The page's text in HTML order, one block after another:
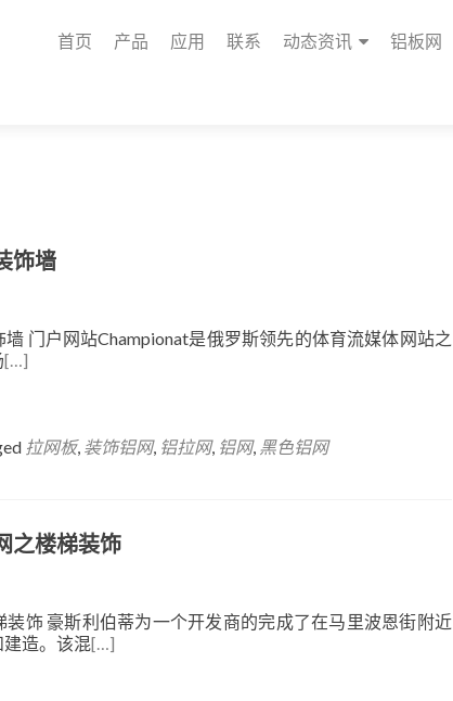
首页 产品 应用 联系 动态资讯 铝板网
饰墙
门户网站Championat是俄罗斯领先的体育流媒体网站之
[…]
拉网板, 装饰铝网, 铝拉网, 铝网, 黑色铝网
之楼梯装饰
饰 豪斯利伯蒂为一个开发商的完成了在马里波恩街附近
造。该混[…]